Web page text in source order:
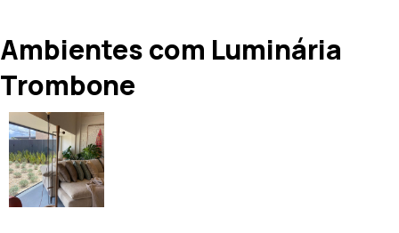
Ambientes com Luminária
Trombone